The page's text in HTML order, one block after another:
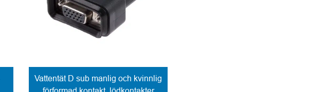
Vattentät D sub manlig och kvinnlig